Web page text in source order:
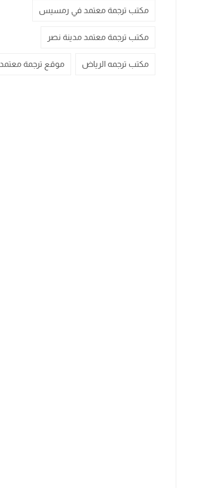
مكتب ترجمة معتمد في رمسيس
مكتب ترجمة معتمد مدينة نصر
مكتب ترجمه الرياض موقع ترجمة معتمد